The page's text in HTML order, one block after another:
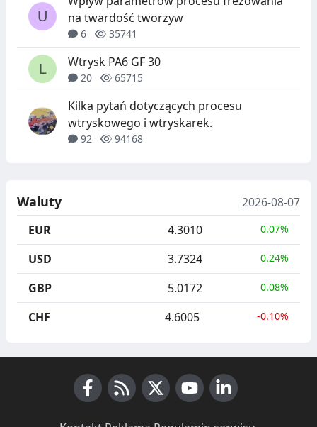
na twardość tworzyw
6 35741
Wtrysk PA6 GF 30
20 65715
Kilka pytań dotyczących procesu
wtryskowego i wtryskarek.
92 94168
Waluty
2026-08-07
EUR
4.3010 0.07%
USD 3.7324 0.24%
GBP 5.0172 0.08%
CHF 4.6005 -0.10%